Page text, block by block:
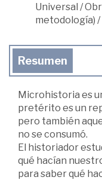
Universal /
metodología) /
Resumen
Microhistoria es
pretérito es un
pero también
no se consumó.
El historiador
qué hacían
para saber qué